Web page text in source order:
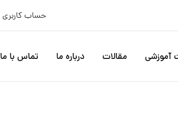
حساب کاربری
آموزشی مقالات درباره ما تماس با ما